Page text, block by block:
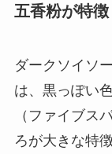
五香粉が特徴
ダークソイソ
は、 黒っぽい
（ファイブス
ろが大きな特徴